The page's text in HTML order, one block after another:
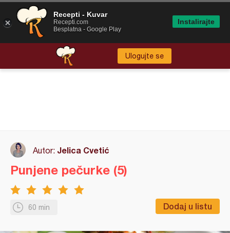
Ulogujte se
Autor: Jelica Cvetić
60 min Dodaj u listu
Punjene pečurke (5)
Recepti - Kuvar
Recepti.com
Besplatna - Google Play
Instalirajte